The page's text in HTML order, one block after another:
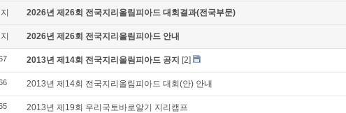
2026년 제26회 전국지리올림피아드 대회결과(전국부문)
2026년 제26회 전국지리올림피아드 안내
2013년 제14회 전국지리올림피아드 공지 [2]
2013년 제14회 전국지리올림피아드 대회(안) 안내
2013년 제19회 우리국토바로알기 지리캠프